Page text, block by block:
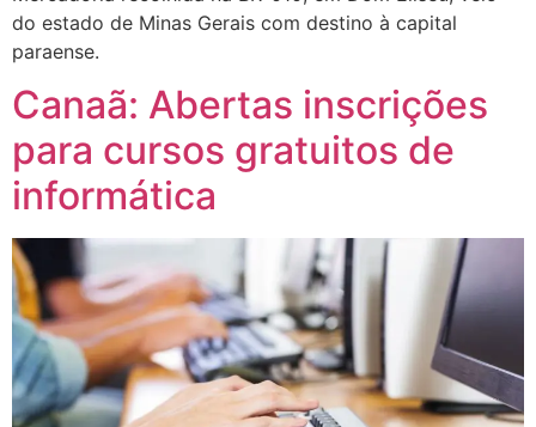
do estado de Minas Gerais com destino à capital
paraense.
Canaã: Abertas inscrições
para cursos gratuitos de
informática